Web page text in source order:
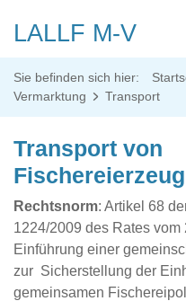
LALLF M-V
Sie befinden sich hier:
Vermarktung
Transport
Transport von
Rechtsnorm: Artikel 68
1224/2009 des Rates
Einführung einer
zur Sicherstellung der
gemeinsamen